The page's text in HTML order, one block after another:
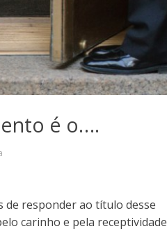
é o….
de responder ao título desse
carinho e pela receptividade